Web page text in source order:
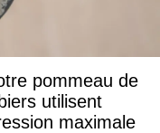
pommeau de
utilisent
maximale